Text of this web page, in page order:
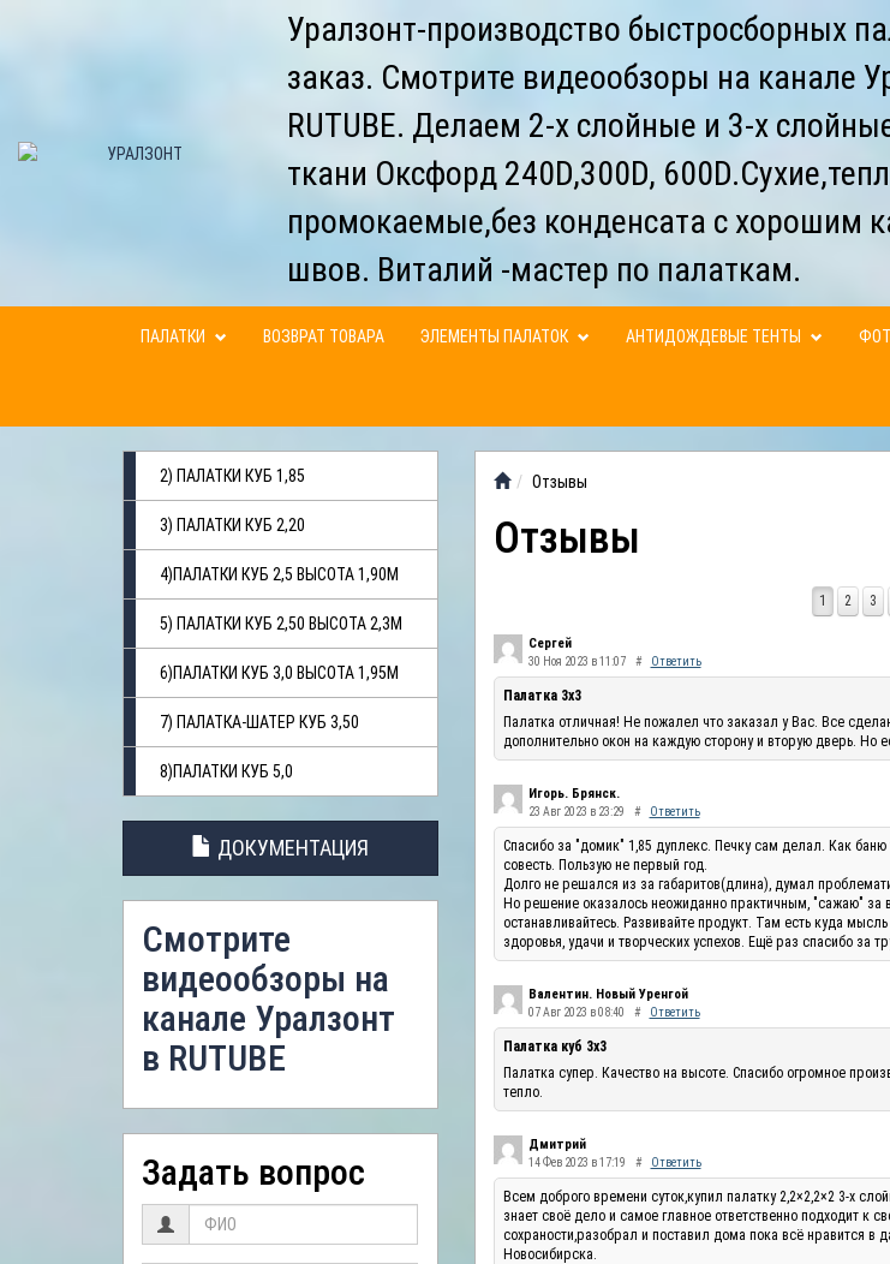
Уралзонт-производство быстросборных
заказ. Смотрите видеообзоры на канале
RUTUBE. Делаем 2-х слойные и 3-х
ткани Оксфорд 240D,300D,
промокаемые,без конденсата с хорошим
швов. Виталий -мастер по палаткам.
ПАЛАТКИ ВОЗВРАТ ТОВАРА ЭЛЕМЕНТЫ ПАЛАТОК АНТИДОЖДЕВЫЕ ТЕНТЫ
2) ПАЛАТКИ КУБ 1,85
3) ПАЛАТКИ КУБ 2,20
4)ПАЛАТКИ КУБ 2,5 ВЫСОТА 1,90М
5) ПАЛАТКИ КУБ 2,50 ВЫСОТА 2,3М
6)ПАЛАТКИ КУБ 3,0 ВЫСОТА 1,95М
7) ПАЛАТКА-ШАТЕР КУБ 3,50
8)ПАЛАТКИ КУБ 5,0
ДОКУМЕНТАЦИЯ
Смотрите
видеообзоры на
канале Уралзонт
в RUTUBE
Задать вопрос
Отзывы
Отзывы
1 2 3
Сергей
30 Ноя 2023 в 11:07 # Ответить
Палатка 3х3
Палатка отличная! Не пожалел что заказал у Вас. Все
дополнительно окон на каждую сторону и вторую дверь. Но
Игорь. Брянск.
23 Авг 2023 в 23:29 # Ответить
Спасибо за "домик" 1,85 дуплекс. Печку сам делал. Как
совесть. Пользую не первый год.
Долго не решался из за габаритов(длина), думал
Но решение оказалось неожиданно практичным, "сажаю" за
останавливайтесь. Развивайте продукт. Там есть куда
здоровья, удачи и творческих успехов. Ещё раз спасибо за
Валентин. Новый Уренгой
07 Авг 2023 в 08:40 # Ответить
Палатка куб 3х3
Палатка супер. Качество на высоте. Спасибо огромное
тепло.
Дмитрий
14 Фев 2023 в 17:19 # Ответить
Всем доброго времени суток,купил палатку 2,2×2,2×2 3-х
знает своё дело и самое главное ответственно подходит к
сохраности,разобрал и поставил дома пока всё нравится в
Новосибирска.